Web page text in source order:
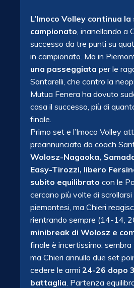
L’Imoco Volley continua
campionato, inanellando a
successo da tre punti su
in campionato. Ma in
una passeggiata per le
Santarelli, che contro la
Mutua Fenera ha dovuto
casa il successo, più di
finale.
Primo set e l’Imoco Volley
preannunciato da coach
Wolosz-Nagaoka,
Easy-Tirozzi, libero
subito equilibrato con le
cercano più volte di scrollarsi
piemontesi, ma Chieri
rientrando sempre (14-14,
minibreak di Wolosz e
finale è incertissimo:
ma Chieri annulla due set
cedere le armi 24-26 dopo
battaglia. Partenza